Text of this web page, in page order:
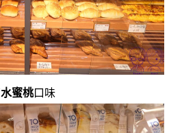
水蜜桃口味